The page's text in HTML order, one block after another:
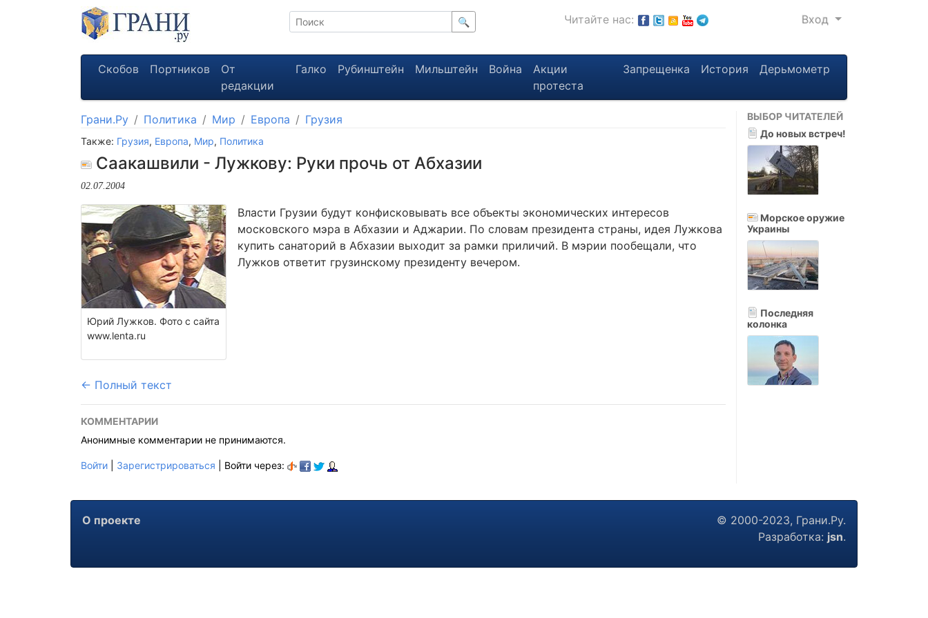
🔍 Читайте нас: Вход
Скобов Портников
От
редакции
Галко Рубинштейн Мильштейн Война
Акции
протеста
Запрещенка История Дерьмометр
Грани.Ру Политика Мир Европа Грузия
Также: Грузия, Европа, Мир, Политика
Саакашвили - Лужкову: Руки прочь от Абхазии
02.07.2004
Юрий Лужков. Фото с сайта
www.lenta.ru
Власти Грузии будут конфисковывать все объекты экономических интересов
московского мэра в Абхазии и Аджарии. По словам президента страны, идея Лужкова
купить санаторий в Абхазии выходит за рамки приличий. В мэрии пообещали, что
Лужков ответит грузинскому президенту вечером.
← Полный текст
КОММЕНТАРИИ
Анонимные комментарии не принимаются.
Войти Зарегистрироваться | Войти через:
ВЫБОР ЧИТАТЕЛЕЙ
До новых встреч!
Морское оружие
Украины
Последняя
колонка
О проекте
© 2000-2023, Грани.Ру.
Разработка: jsn.